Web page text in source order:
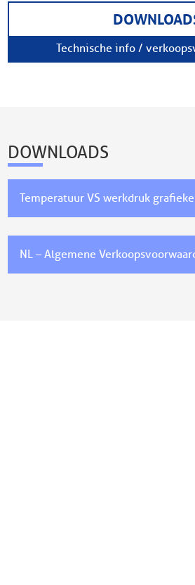
Technische info /
DOWNLOADS
Temperatuur VS werkdruk
NL – Algemene